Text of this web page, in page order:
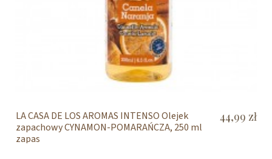
LA CASA DE LOS AROMAS INTENSO Olejek
zapachowy CYNAMON-POMARAŃCZA, 250 ml
zapas
44,99 zł